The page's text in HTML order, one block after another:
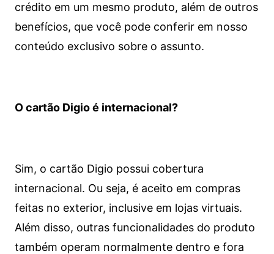
crédito em um mesmo produto, além de outros
benefícios, que você pode conferir em nosso
conteúdo exclusivo sobre o assunto.
O cartão Digio é internacional?
Sim, o cartão Digio possui cobertura
internacional. Ou seja, é aceito em compras
feitas no exterior, inclusive em lojas virtuais.
Além disso, outras funcionalidades do produto
também operam normalmente dentro e fora